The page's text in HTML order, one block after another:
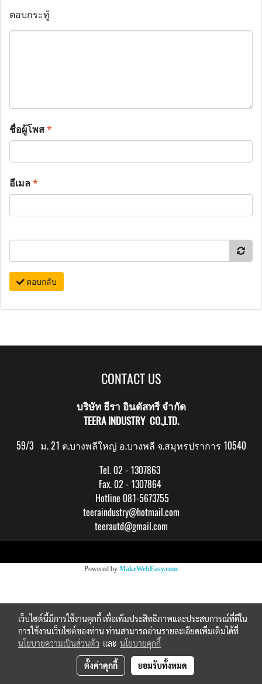
ตอบกระทู้
ชื่อผู้โพส*
อีเมล*
ตอบกลับ
CONTACT US
บริษัท ธีรา อินดัสทรี จำกัด
TEERA INDUSTRY CO.,LTD.
59/3 ม. 21 ต.บางพลีใหญ่ อ.บางพลี จ.สมุทรปราการ 10540
Tel. 02 - 1307863
Fax. 02 - 1307864
Hotline 081-5673755
teeraindustry@hotmail.com
teerautd@gmail.com
Powered by MakeWebEasy.com
เว็บไซต์นี้มีการใช้งานคุกกี้ เพื่อเพิ่มประสิทธิภาพและประสบการณ์ที่ดีใน
การใช้งานเว็บไซต์ของท่าน ท่านสามารถอ่านรายละเอียดเพิ่มเติมได้ที่
นโยบายความเป็นส่วนตัว และ นโยบายคุกกี้
ตั้งค่าคุกกี้ ยอมรับทั้งหมด